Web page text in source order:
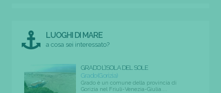
LUOGHI DI MARE
a cosa sei interessato?
GRADO L’ISOLA DEL SOLE
Grado (Gorizia)
Grado è un comune della provincia di
Gorizia nel Friuli-Venezia-Giulia....